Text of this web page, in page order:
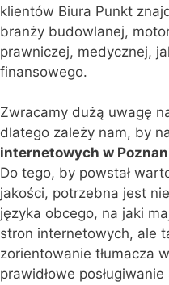
klientów Biura Punkt
branży budowlanej,
prawniczej, medycznej,
finansowego.
Zwracamy dużą uwagę
dlatego zależy nam, by
internetowych w
Do tego, by powstał
jakości, potrzebna jest
języka obcego, na jaki
stron internetowych, ale
zorientowanie tłumacza
prawidłowe